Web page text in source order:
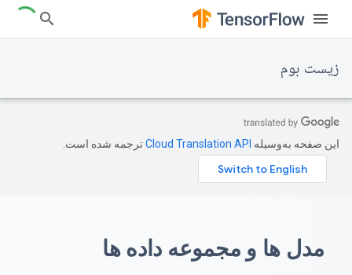
زیست بوم
این صفحه به‌وسیله ترجمه شده است.
مدل ها و مجموعه داده ها